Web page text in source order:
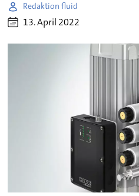
Redaktion fluid
13. April 2022